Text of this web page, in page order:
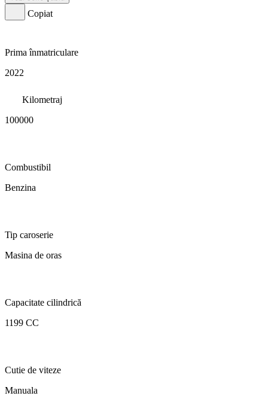
Copiat
Prima înmatriculare
2022
Kilometraj
100000
Combustibil
Benzina
Tip caroserie
Masina de oras
Capacitate cilindrică
1199 CC
Cutie de viteze
Manuala